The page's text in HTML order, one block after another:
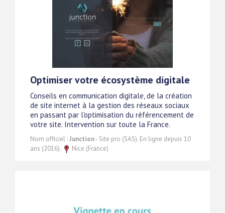
Optimiser votre écosystème digitale
Conseils en communication digitale, de la création
de site internet à la gestion des réseaux sociaux
en passant par l'optimisation du référencement de
votre site. Intervention sur toute la France.
Nom officiel :Junction- Site pro (SAS). En ligne depuis 10
ans (2016).
Nice (France)